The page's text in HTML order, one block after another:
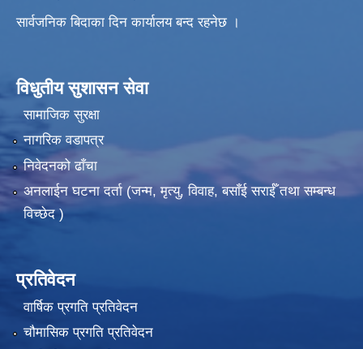
सार्वजनिक बिदाका दिन कार्यालय बन्द रहनेछ ।
विधुतीय सुशासन सेवा
सामाजिक सुरक्षा
नागरिक वडापत्र
निवेदनको ढाँचा
अनलाईन घटना दर्ता (जन्म, मृत्यु, विवाह, बसाँई सराईँ तथा सम्बन्ध
विच्छेद )
प्रतिवेदन
वार्षिक प्रगति प्रतिवेदन
चौमासिक प्रगति प्रतिवेदन